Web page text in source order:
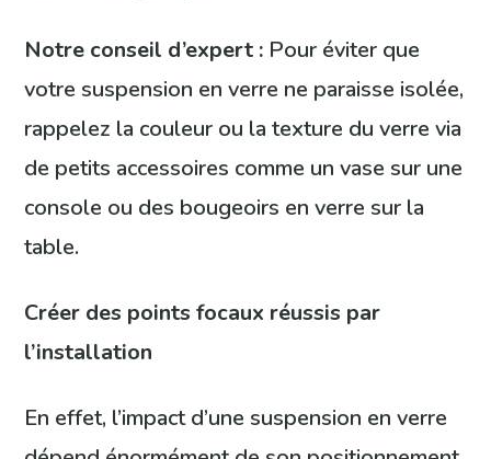
Notre conseil d’expert : Pour éviter que
votre suspension en verre ne paraisse isolée,
rappelez la couleur ou la texture du verre via
de petits accessoires comme un vase sur une
console ou des bougeoirs en verre sur la
table.
Créer des points focaux réussis par
l’installation
En effet, l’impact d’une suspension en verre